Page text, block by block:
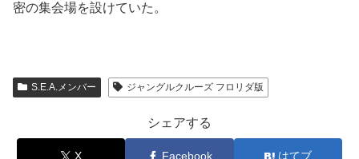
密の集会場を設けていた。
S.E.A.メンバー ジャングルクルーズ フロリダ版
シェアする
X Facebook はてブ